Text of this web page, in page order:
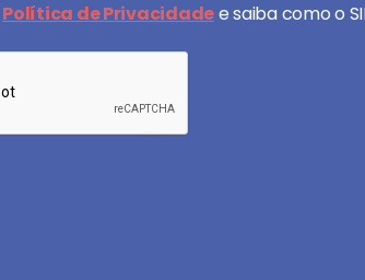
Política de Privacidadee saiba como o